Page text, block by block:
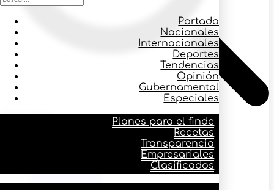
Icono buscar
Transparencia
Empresariales
Portada
Nacionales
Internacionales
Deportes
Tendencias
Opinión
Gubernamental
Especiales
Planes para el finde
Recetas
Transparencia
Empresariales
Clasificados